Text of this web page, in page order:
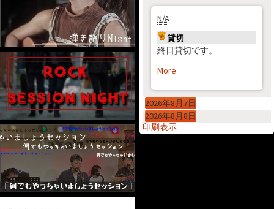
貸切
N/A
貸切
終日貸切です。
More
2026年8月7日
2026年8月8日
印刷表示